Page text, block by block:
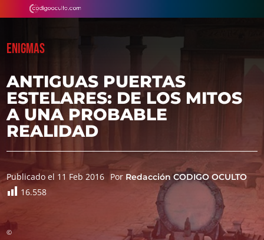
ENIGMAS
ANTIGUAS PUERTAS
ESTELARES: DE LOS MITOS
A UNA PROBABLE
REALIDAD
Publicado el 11 Feb 2016 Por Redacción CODIGO OCULTO
16.558
©